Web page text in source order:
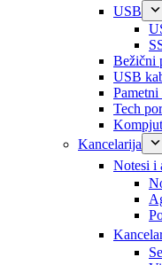
USB
Bežični
USB
Pametni
Tech
Kancelarija
Notesi i